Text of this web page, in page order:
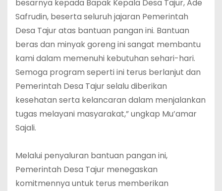
besarnya kepada Bapak Kepala Desa Tajur, Ade
Safrudin, beserta seluruh jajaran Pemerintah
Desa Tajur atas bantuan pangan ini. Bantuan
beras dan minyak goreng ini sangat membantu
kami dalam memenuhi kebutuhan sehari-hari.
Semoga program seperti ini terus berlanjut dan
Pemerintah Desa Tajur selalu diberikan
kesehatan serta kelancaran dalam menjalankan
tugas melayani masyarakat,” ungkap Mu’amar
Sajali.
‎Melalui penyaluran bantuan pangan ini,
Pemerintah Desa Tajur menegaskan
komitmennya untuk terus memberikan